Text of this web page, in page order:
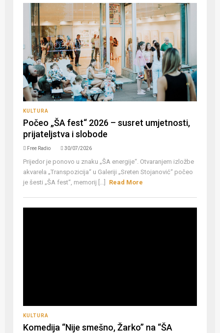
KULTURA
Počeo „ŠA fest“ 2026 – susret umjetnosti,
prijateljstva i slobode
Free Radio 30/07/2026
Prijedor je ponovo u znaku „ŠA energije“. Otvaranjem izložbe
akvarela „Transpozicija“ u Galeriji „Sreten Stojanović“ počeo
je šesti „ŠA fest“, memorij [...]
Read More
KULTURA
Komedija “Nije smešno, Žarko” na “ŠA